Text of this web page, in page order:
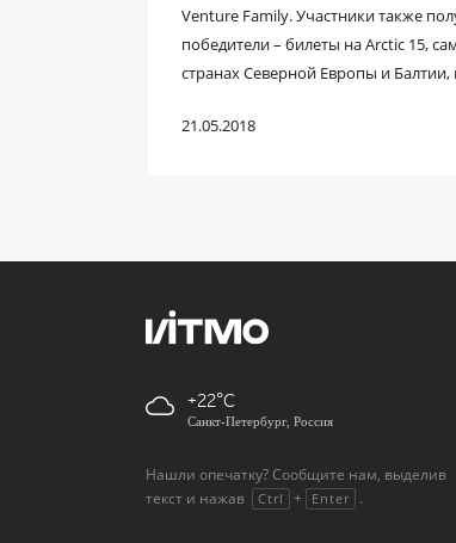
Venture Family. Участники также
победители – билеты на Arctic 15,
странах Северной Европы и
21.05.2018
+22
Санкт-Петербург, Россия
Нашли опечатку? Сообщите нам, выделив
текст и нажав
Ctrl + Enter .